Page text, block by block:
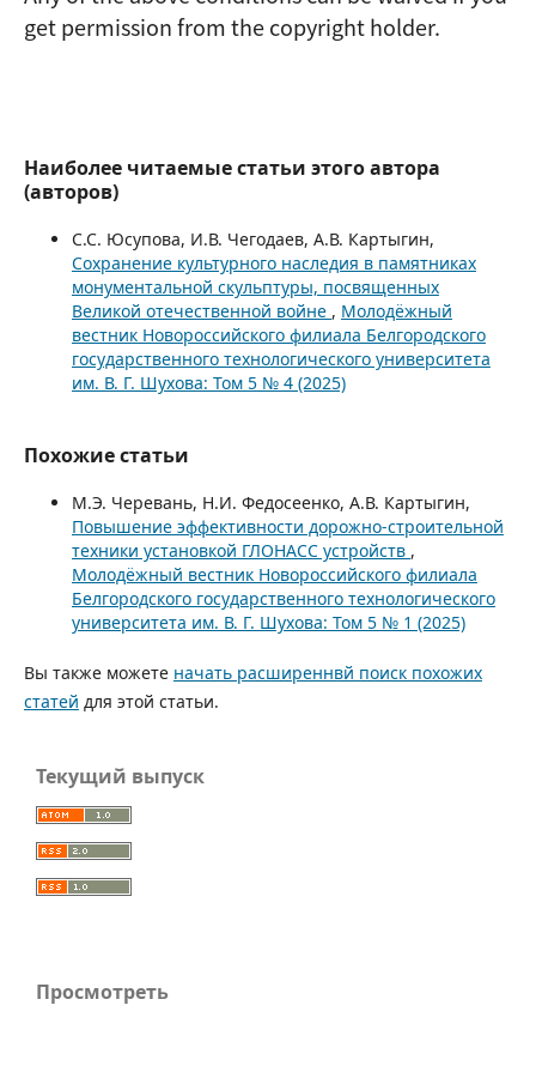
get permission from the copyright holder.
Наиболее читаемые статьи этого автора
(авторов)
С.С. Юсупова, И.В. Чегодаев, А.В. Картыгин,
Сохранение культурного наследия в памятниках
монументальной скульптуры, посвященных
Великой отечественной войне , Молодёжный
вестник Новороссийского филиала Белгородского
государственного технологического университета
им. В. Г. Шухова: Том 5 № 4 (2025)
Похожие статьи
М.Э. Черевань, Н.И. Федосеенко, А.В. Картыгин,
Повышение эффективности дорожно-строительной
техники установкой ГЛОНАСС устройств ,
Молодёжный вестник Новороссийского филиала
Белгородского государственного технологического
университета им. В. Г. Шухова: Том 5 № 1 (2025)
Вы также можете начать расширеннвй поиск похожих
статей для этой статьи.
Текущий выпуск
Просмотреть